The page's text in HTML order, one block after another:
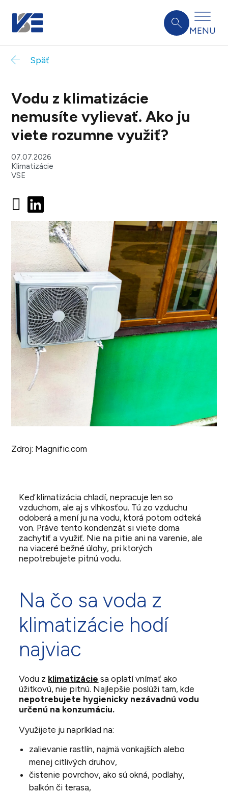
MENU
Späť
Vodu z klimatizácie
nemusíte vylievať. Ako ju
viete rozumne využiť?
07.07.2026
Klimatizácie
VSE
Zdroj: Magnific.com
Keď klimatizácia chladí, nepracuje len so
vzduchom, ale aj s vlhkosťou. Tú zo vzduchu
odoberá a mení ju na vodu, ktorá potom odteká
von. Práve tento kondenzát si viete doma
zachytiť a využiť. Nie na pitie ani na varenie, ale
na viaceré bežné úlohy, pri ktorých
nepotrebujete pitnú vodu.
Na čo sa voda z
klimatizácie hodí
najviac
Vodu z klimatizácie sa oplatí vnímať ako
úžitkovú, nie pitnú. Najlepšie poslúži tam, kde
nepotrebujete hygienicky nezávadnú vodu
určenú na konzumáciu.
Využijete ju napríklad na:
zalievanie rastlín, najmä vonkajších alebo
menej citlivých druhov,
čistenie povrchov, ako sú okná, podlahy,
balkón či terasa,